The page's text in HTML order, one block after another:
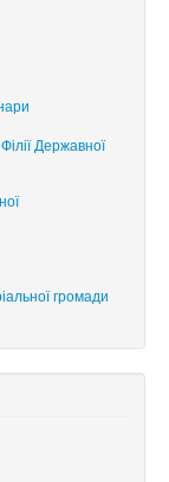
Державної
громади